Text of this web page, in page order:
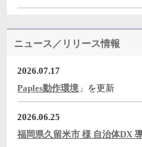
ニュース／リリース情報
2026.07.17
Paples動作環境 」を更新
2026.06.25
福岡県久留米市 様 自治体DX